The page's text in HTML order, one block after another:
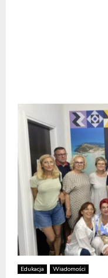
Edukacja Wiadomości